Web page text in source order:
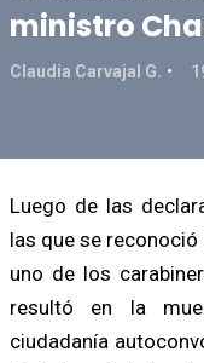
ministro
Claudia Carvajal G.
Luego de las
las que se
uno de los
resultó en la
ciudadanía